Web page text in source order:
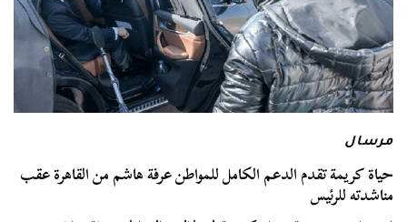
مرسال
حياة كريمة تقدم الدعم الكامل للمواطن عرفة هاشم من القاهرة عقب
مناشدته للرئيس